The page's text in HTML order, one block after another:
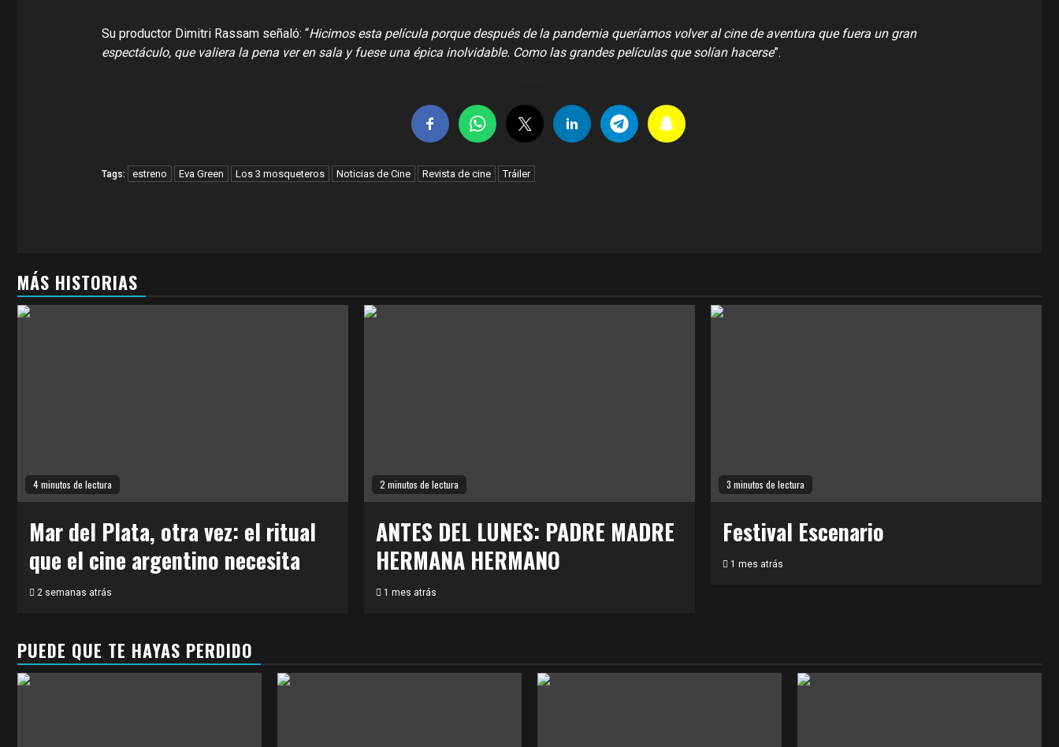
Su productor Dimitri Rassam señaló: “Hicimos esta película porque después de la pandemia queríamos volver al cine de aventura que fuera un gran
espectáculo, que valiera la pena ver en sala y fuese una épica inolvidable. Como las grandes películas que solían hacerse”.
Tags: estreno Eva Green Los 3 mosqueteros Noticias de Cine Revista de cine Tráiler
MÁS HISTORIAS
4 minutos de lectura
Mar del Plata, otra vez: el ritual
que el cine argentino necesita
2 semanas atrás
2 minutos de lectura
ANTES DEL LUNES: PADRE MADRE
HERMANA HERMANO
1 mes atrás
3 minutos de lectura
Festival Escenario
1 mes atrás
PUEDE QUE TE HAYAS PERDIDO